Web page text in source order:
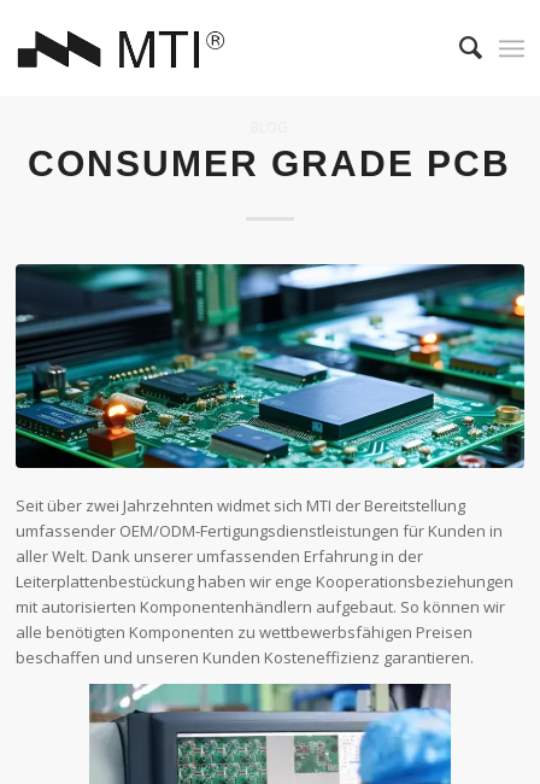
CONSUMER GRADE PCB
Seit über zwei Jahrzehnten widmet sich MTI der Bereitstellung
umfassender OEM/ODM-Fertigungsdienstleistungen für Kunden in
aller Welt. Dank unserer umfassenden Erfahrung in der
Leiterplattenbestückung haben wir enge Kooperationsbeziehungen
mit autorisierten Komponentenhändlern aufgebaut. So können wir
alle benötigten Komponenten zu wettbewerbsfähigen Preisen
beschaffen und unseren Kunden Kosteneffizienz garantieren.